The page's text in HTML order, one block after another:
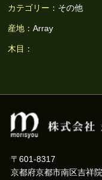
カテゴリー： その他
産地：Array
木目：
〒601-8317
京都府京都市南区吉祥